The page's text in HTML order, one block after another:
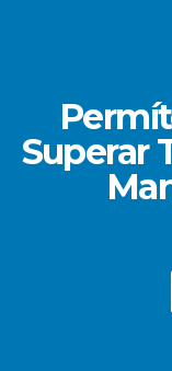
Superar